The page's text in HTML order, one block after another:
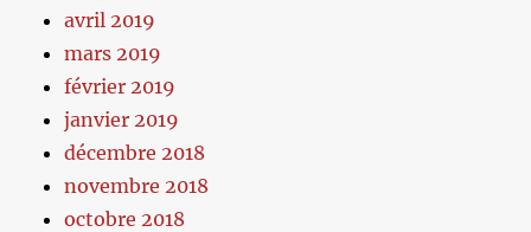
avril 2019
mars 2019
février 2019
janvier 2019
décembre 2018
novembre 2018
octobre 2018